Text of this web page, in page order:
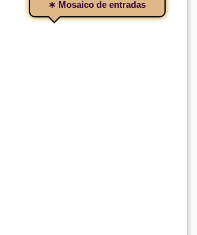
∗ Mosaico de entradas